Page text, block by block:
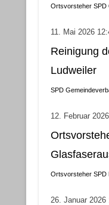
Ortsvorsteher SPD
11. Mai 2026
Reinigung
Ludweiler
SPD
12. Februar
Ortsvorsteher SPD
26. Januar 2026